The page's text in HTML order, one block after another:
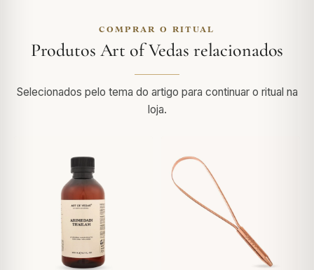
COMPRAR O RITUAL
Produtos Art of Vedas relacionados
Selecionados pelo tema do artigo para continuar o ritual na
loja.